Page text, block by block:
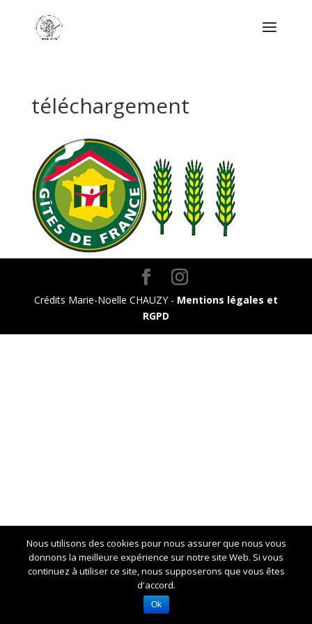
téléchargement
Crédits Marie-Noelle CHAUZY - Mentions légales et
RGPD
Nous utilisons des cookies pour nous assurer que nous vous
donnons la meilleure expérience sur notre site Web. Si vous
continuez à utiliser ce site, nous supposerons que vous êtes
d'accord.
Ok